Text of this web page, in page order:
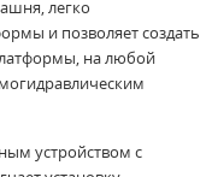
легко
и позволяет создать
на любой
устройством с